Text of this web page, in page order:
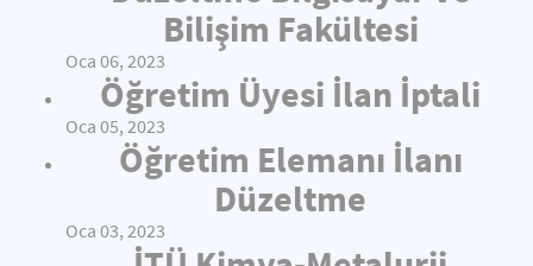
Bilişim Fakültesi
Oca 06, 2023
Öğretim Üyesi İlan İptali
Oca 05, 2023
Öğretim Elemanı İlanı
Düzeltme
Oca 03, 2023